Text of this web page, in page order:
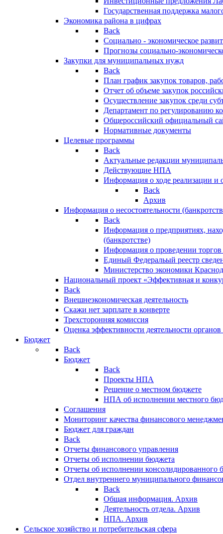
Государственная поддержка
Экономика района в цифрах
Back
Социально - экономическое
Прогнозы социально-
Закупки для муниципальных нужд
Back
План график закупок товаров,
Отчет об объеме закупок
Осуществление закупок среди
Департамент по регулированию
Общероссийский официальный
Нормативные документы
Целевые программы
Back
Актуальные редакции
Действующие НПА
Информация о ходе реализации
Back
Архив
Информация о несостоятельности
Back
Информация о предприятиях,
(банкротстве)
Информация о проведении
Единый Федеральый реестр
Министерство экономики
Национальный проект «Эффективная и
Back
Внешнеэкономическая деятельность
Скажи нет зарплате в конверте
Трехсторонняя комиссия
Оценка эффективности деятельности
Бюджет
Back
Бюджет
Back
Проекты НПА
Решение о местном бюджете
НПА об исполнении местного
Соглашения
Мониторинг качества финансового
Бюджет для граждан
Back
Отчеты финансового управления
Отчеты об исполнении бюджета
Отчеты об исполнении консолидированного
Отдел внутреннего муниципального
Back
Общая информация. Архив
Деятельность отдела. Архив
НПА. Архив
Сельское хозяйство и потребительская сфера